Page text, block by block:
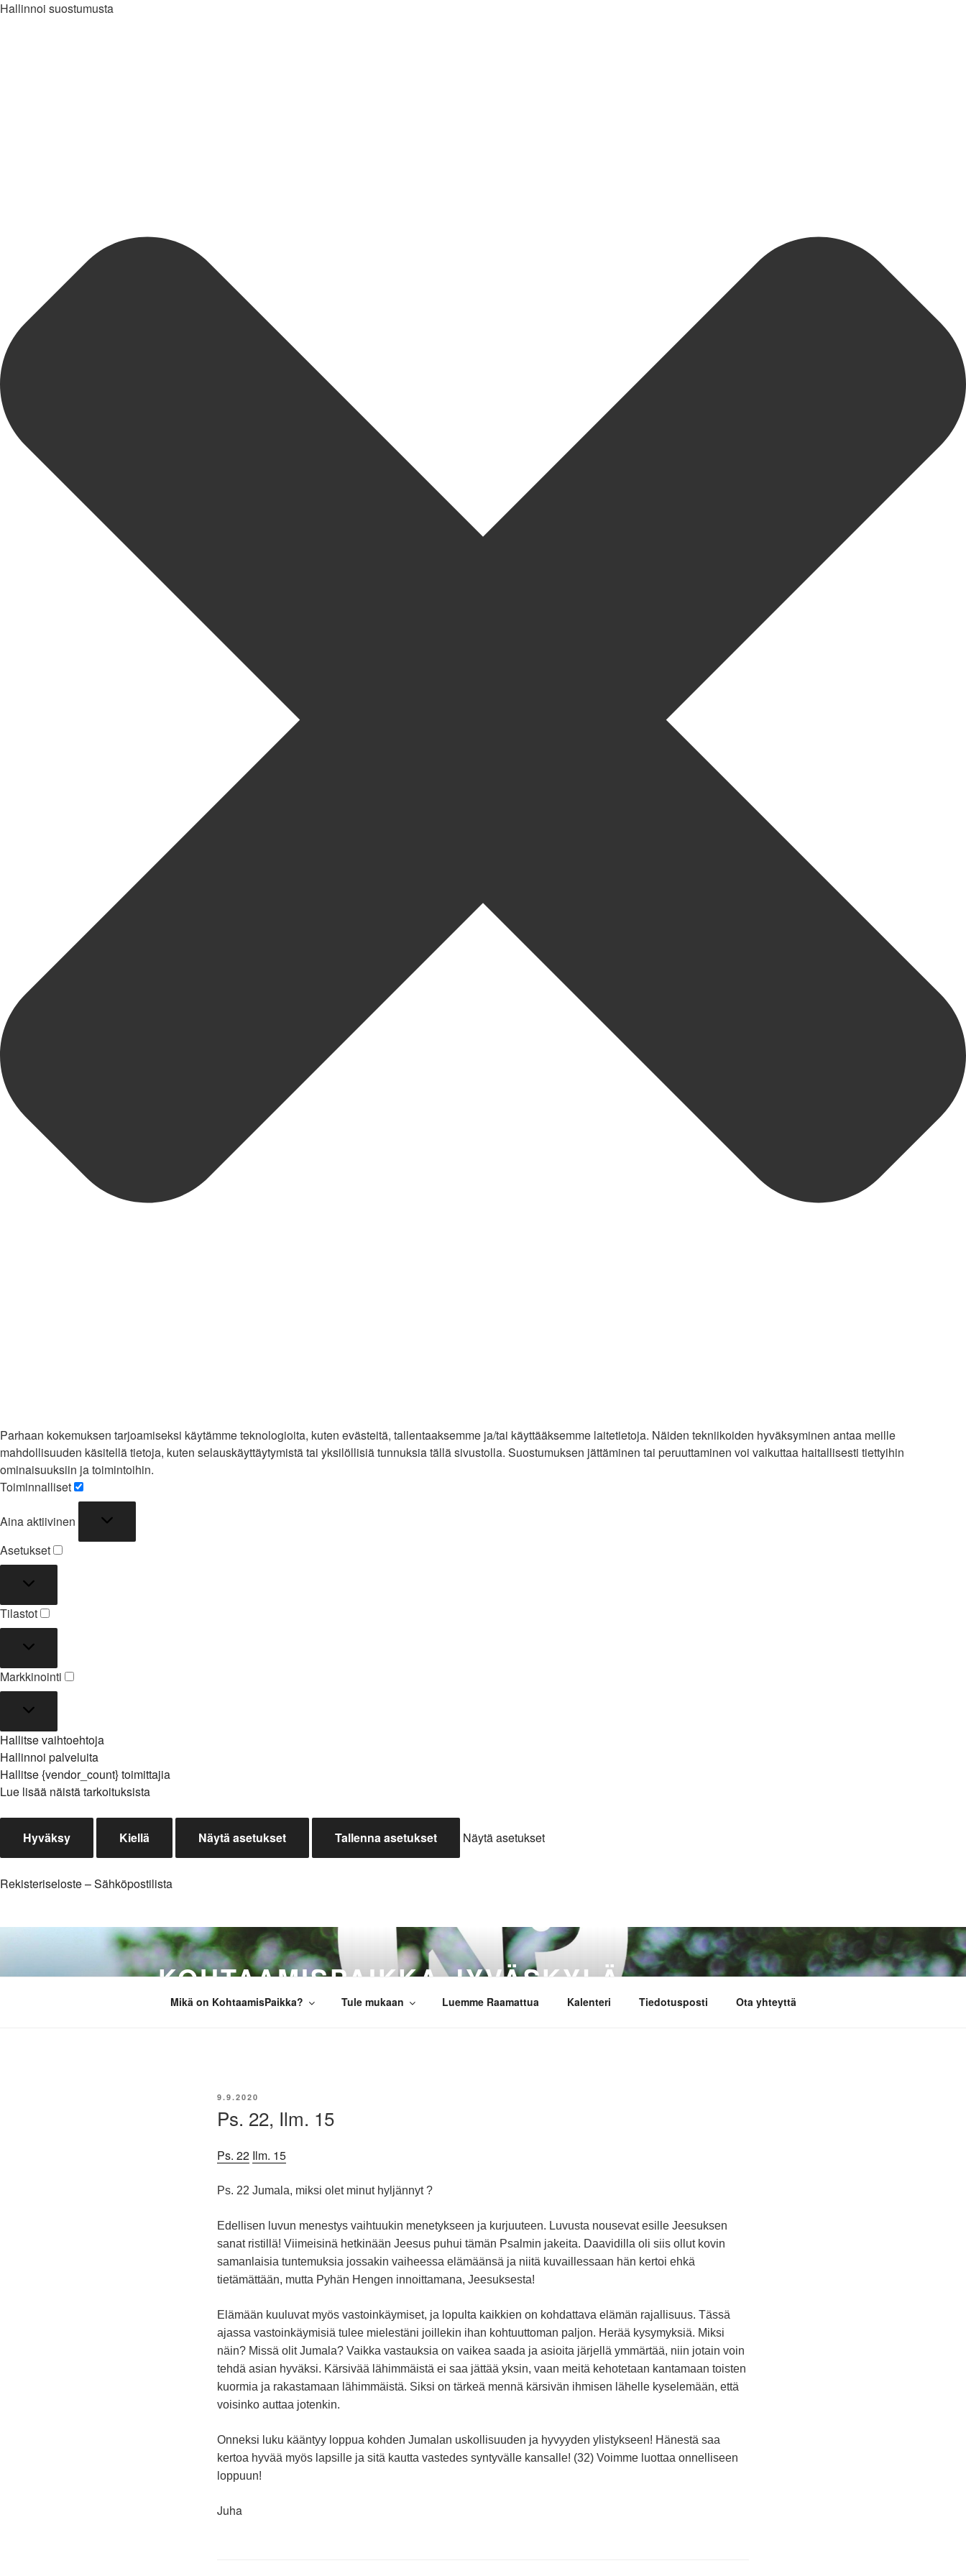
Hallinnoi suostumusta
Parhaan kokemuksen tarjoamiseksi käytämme teknologioita, kuten evästeitä, tallentaaksemme ja/tai käyttääksemme laitetietoja. Näiden tekniikoiden hyväksyminen antaa meille
mahdollisuuden käsitellä tietoja, kuten selauskäyttäytymistä tai yksilöllisiä tunnuksia tällä sivustolla. Suostumuksen jättäminen tai peruuttaminen voi vaikuttaa haitallisesti tiettyihin
ominaisuuksiin ja toimintoihin.
Toiminnalliset
Aina aktiivinen
Asetukset
Tilastot
Markkinointi
Hallitse vaihtoehtoja
Hallinnoi palveluita
Hallitse {vendor_count} toimittajia
Lue lisää näistä tarkoituksista
Hyväksy Kiellä Näytä asetukset Tallenna asetukset Näytä asetukset
Rekisteriseloste – Sähköpostilista
KOHTAAMISPAIKKA JYVÄSKYLÄ
Mikä on KohtaamisPaikka? Tule mukaan Luemme Raamattua Kalenteri Tiedotusposti Ota yhteyttä
JULKAISTU
9.9.2020
Ps. 22, Ilm. 15
Ps. 22 Ilm. 15
Ps. 22 Jumala, miksi olet minut hyljännyt ?
Edellisen luvun menestys vaihtuukin menetykseen ja kurjuuteen. Luvusta nousevat esille Jeesuksen
sanat ristillä! Viimeisinä hetkinään Jeesus puhui tämän Psalmin jakeita. Daavidilla oli siis ollut kovin
samanlaisia tuntemuksia jossakin vaiheessa elämäänsä ja niitä kuvaillessaan hän kertoi ehkä
tietämättään, mutta Pyhän Hengen innoittamana, Jeesuksesta!
Elämään kuuluvat myös vastoinkäymiset, ja lopulta kaikkien on kohdattava elämän rajallisuus. Tässä
ajassa vastoinkäymisiä tulee mielestäni joillekin ihan kohtuuttoman paljon. Herää kysymyksiä. Miksi
näin? Missä olit Jumala? Vaikka vastauksia on vaikea saada ja asioita järjellä ymmärtää, niin jotain voin
tehdä asian hyväksi. Kärsivää lähimmäistä ei saa jättää yksin, vaan meitä kehotetaan kantamaan toisten
kuormia ja rakastamaan lähimmäistä. Siksi on tärkeä mennä kärsivän ihmisen lähelle kyselemään, että
voisinko auttaa jotenkin.
Onneksi luku kääntyy loppua kohden Jumalan uskollisuuden ja hyvyyden ylistykseen! Hänestä saa
kertoa hyvää myös lapsille ja sitä kautta vastedes syntyvälle kansalle! (32) Voimme luottaa onnelliseen
loppuun!
Juha